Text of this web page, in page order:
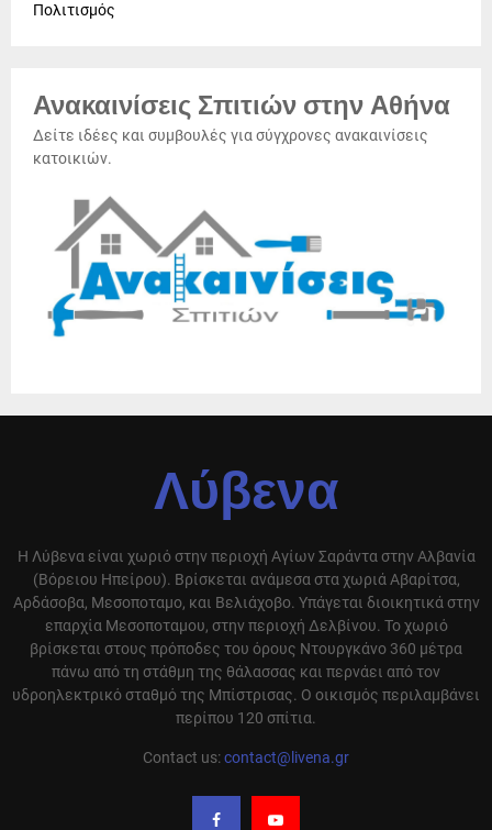
Πολιτισμός
Ανακαινίσεις Σπιτιών στην Αθήνα
Δείτε ιδέες και συμβουλές για σύγχρονες ανακαινίσεις
κατοικιών.
Λύβενα
Η Λύβενα είναι χωριό στην περιοχή Αγίων Σαράντα στην Αλβανία
(Βόρειου Ηπείρου). Βρίσκεται ανάμεσα στα χωριά Αβαρίτσα,
Αρδάσοβα, Μεσοποταμο, και Βελιάχοβο. Υπάγεται διοικητικά στην
επαρχία Μεσοποταμου, στην περιοχή Δελβίνου. Το χωριό
βρίσκεται στους πρόποδες του όρους Ντουργκάνο 360 μέτρα
πάνω από τη στάθμη της θάλασσας και περνάει από τον
υδροηλεκτρικό σταθμό της Μπίστρισας. Ο οικισμός περιλαμβάνει
περίπου 120 σπίτια.
Contact us:contact@livena.gr